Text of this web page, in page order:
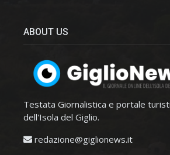
ABOUT US
Testata Giornalistica e portale
dell'Isola del Giglio.
redazione@giglionews.it